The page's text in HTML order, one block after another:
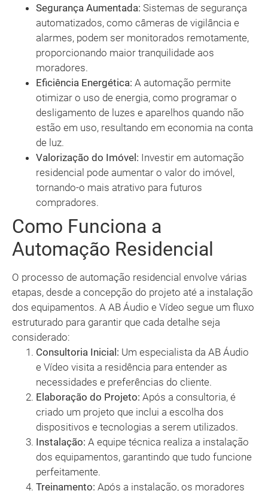
Segurança Aumentada: Sistemas de segurança
automatizados, como câmeras de vigilância e
alarmes, podem ser monitorados remotamente,
proporcionando maior tranquilidade aos
moradores.
Eficiência Energética: A automação permite
otimizar o uso de energia, como programar o
desligamento de luzes e aparelhos quando não
estão em uso, resultando em economia na conta
de luz.
Valorização do Imóvel: Investir em automação
residencial pode aumentar o valor do imóvel,
tornando-o mais atrativo para futuros
compradores.
Como Funciona a
Automação Residencial
O processo de automação residencial envolve várias
etapas, desde a concepção do projeto até a instalação
dos equipamentos. A AB Áudio e Vídeo segue um fluxo
estruturado para garantir que cada detalhe seja
considerado:
Consultoria Inicial: Um especialista da AB Áudio
e Vídeo visita a residência para entender as
necessidades e preferências do cliente.
Elaboração do Projeto: Após a consultoria, é
criado um projeto que inclui a escolha dos
dispositivos e tecnologias a serem utilizados.
Instalação: A equipe técnica realiza a instalação
dos equipamentos, garantindo que tudo funcione
perfeitamente.
Treinamento: Após a instalação, os moradores